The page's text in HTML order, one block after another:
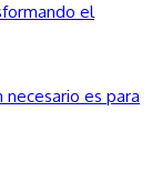
el
es para